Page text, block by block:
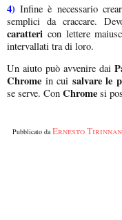
4) Infine è necessario
semplici da craccare.
caratteri con lettere
intervallati tra di loro.
Un aiuto può avvenire dai
Chrome in cui salvare le
se serve. Con Chrome si
Pubblicato daErnesto